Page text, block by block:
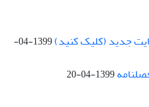
جدید (کلیک کنید)
1399-04-
1399-04-20